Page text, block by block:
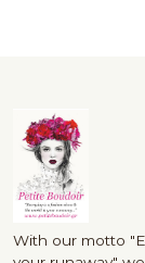
With our motto